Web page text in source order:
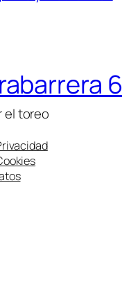
6
el toreo